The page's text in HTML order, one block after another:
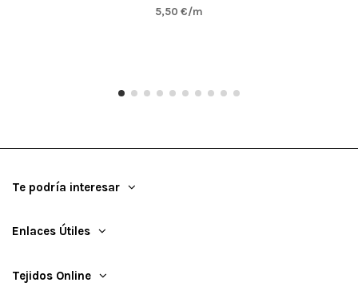
5,50 €/m
Te podría interesar
Enlaces Útiles
Tejidos Online